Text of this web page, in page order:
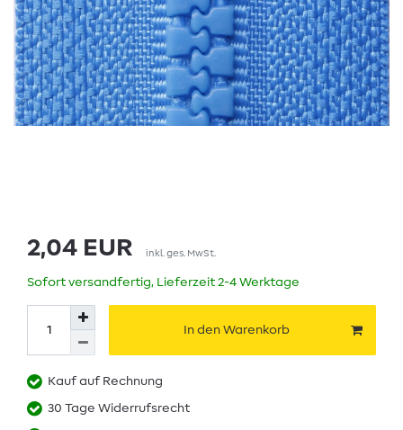
2,04 EUR inkl. ges. MwSt.
Sofort versandfertig, Lieferzeit 2-4 Werktage
In den Warenkorb
Kauf auf Rechnung
30 Tage Widerrufsrecht